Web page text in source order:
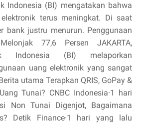
Indonesia (BI) mengatakan bahwa
terus meningkat. Di saat
bank justru menurun. Penggunaan
77,6 Persen JAKARTA,
Indonesia (BI) melaporkan
uang elektronik yang sangat
utama Terapkan QRIS, GoPay &
Tunai? CNBC Indonesia·1 hari
Non Tunai Digenjot, Bagaimana
Detik Finance·1 hari yang lalu